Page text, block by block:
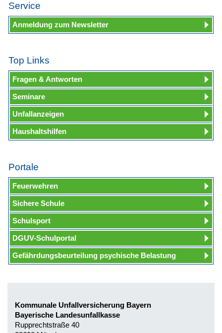
Service
Anmeldung zum Newsletter
Top Links
Fragen & Antworten
Seminare
Unfallanzeigen
Haushaltshilfen
Portale
Feuerwehren
Sichere Schule
Schulsport
DGUV-Schulportal
Gefährdungsbeurteilung psychische Belastung
Kommunale Unfallversicherung Bayern
Bayerische Landesunfallkasse
Rupprechtstraße 40